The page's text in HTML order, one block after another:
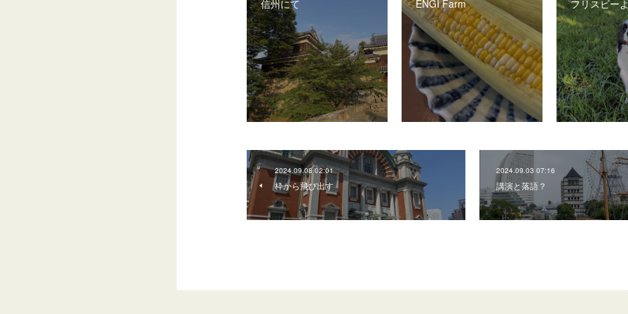
信州にて ENGI Farm フリスビー
2024.09.08 02:01
枠から飛び出す
2024.09.03 07:16
講演と落語？